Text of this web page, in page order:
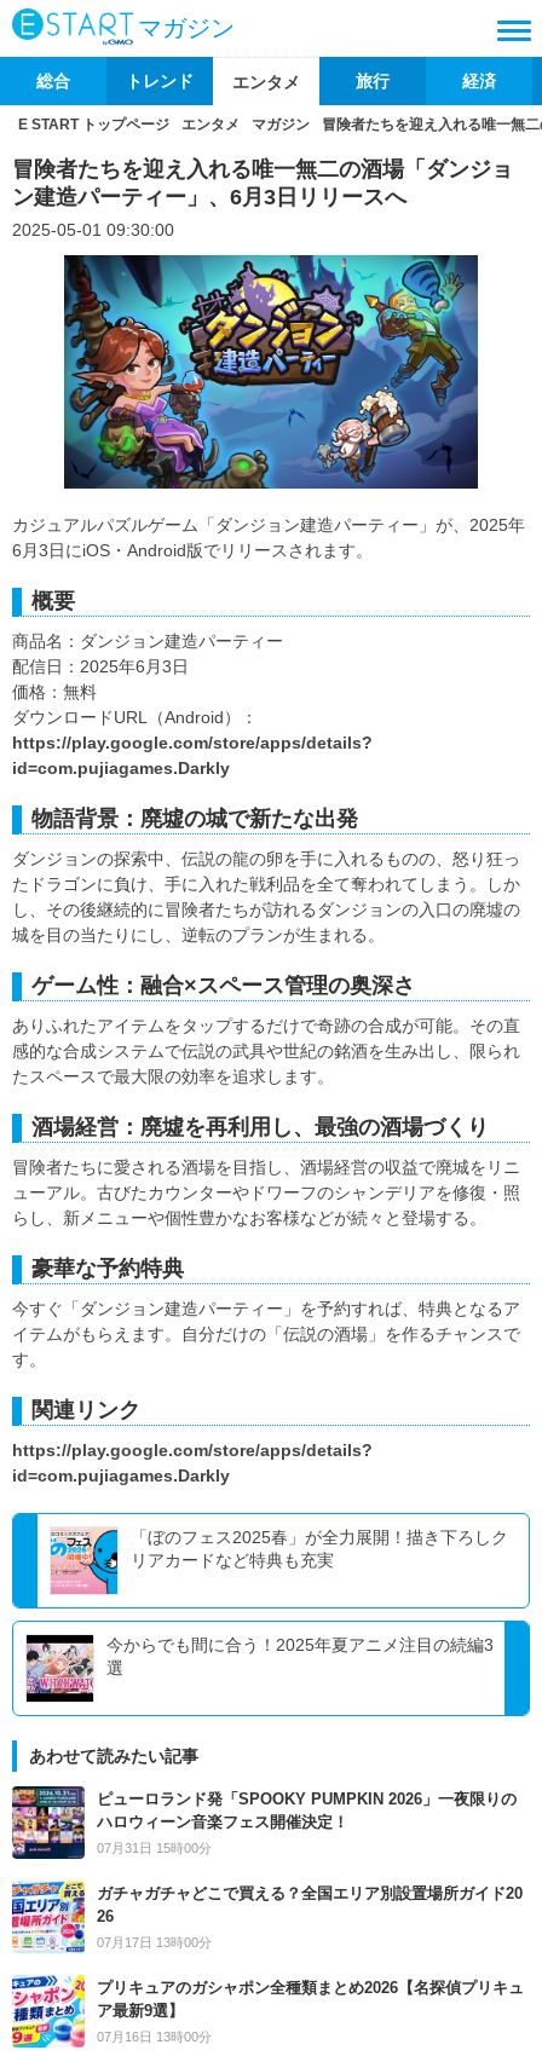
マガジン
総合 トレンド エンタメ 旅行 経済
E START トップページ エンタメ マガジン 冒険者たちを迎え入れる唯一無
冒険者たちを迎え入れる唯一無二の酒場「ダンジョ
ン建造パーティー」、6月3日リリースへ
2025-05-01 09:30:00
カジュアルパズルゲーム「ダンジョン建造パーティー」が、2025年
6月3日にiOS・Android版でリリースされます。
概要
商品名：ダンジョン建造パーティー
配信日：2025年6月3日
価格：無料
ダウンロードURL（Android）：
https://play.google.com/store/apps/details?
id=com.pujiagames.Darkly
物語背景：廃墟の城で新たな出発
ダンジョンの探索中、伝説の龍の卵を手に入れるものの、怒り狂っ
たドラゴンに負け、手に入れた戦利品を全て奪われてしまう。しか
し、その後継続的に冒険者たちが訪れるダンジョンの入口の廃墟の
城を目の当たりにし、逆転のプランが生まれる。
ゲーム性：融合×スペース管理の奥深さ
ありふれたアイテムをタップするだけで奇跡の合成が可能。その直
感的な合成システムで伝説の武具や世紀の銘酒を生み出し、限られ
たスペースで最大限の効率を追求します。
酒場経営：廃墟を再利用し、最強の酒場づくり
冒険者たちに愛される酒場を目指し、酒場経営の収益で廃城をリニ
ューアル。古びたカウンターやドワーフのシャンデリアを修復・照
らし、新メニューや個性豊かなお客様などが続々と登場する。
豪華な予約特典
今すぐ「ダンジョン建造パーティー」を予約すれば、特典となるア
イテムがもらえます。自分だけの「伝説の酒場」を作るチャンスで
す。
関連リンク
https://play.google.com/store/apps/details?
id=com.pujiagames.Darkly
「ぼのフェス2025春」が全力展開！描き下ろしク
リアカードなど特典も充実
今からでも間に合う！2025年夏アニメ注目の続編3
選
あわせて読みたい記事
ピューロランド発「SPOOKY PUMPKIN 2026」一夜限りの
ハロウィーン音楽フェス開催決定！
07月31日 15時00分
ガチャガチャどこで買える？全国エリア別設置場所ガイド20
26
07月17日 13時00分
プリキュアのガシャポン全種類まとめ2026【名探偵プリキュ
ア最新9選】
07月16日 13時00分